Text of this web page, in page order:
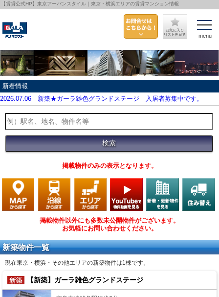
【賃貸公式HP】東京アーバンスタイル｜東京・横浜エリアの賃貸マンション情報
新着情報
2026.07.06 新築★ガーラ雑色グランドステージ 入居者募集中です。
掲載物件のみの表示となります。
掲載物件以外にも多数未公開物件がございます。
お気軽にお問い合わせください。
新築物件一覧
現在東京・横浜・その他エリアの新築物件は1棟です。
【新築】ガーラ雑色グランドステージ
menu